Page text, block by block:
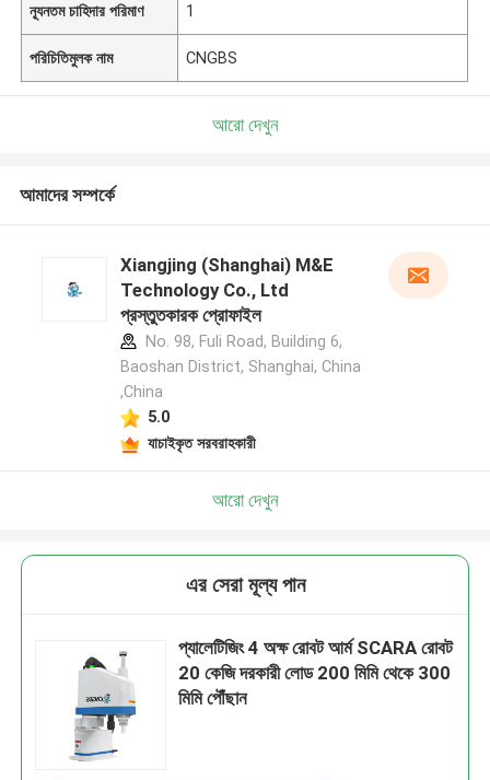
ন্যূনতম চাহিদার পরিমাণ 1
পরিচিতিমুলক নাম CNGBS
আরো দেখুন
আমাদের সম্পর্কে
Xiangjing (Shanghai) M&E
Technology Co., Ltd
প্রস্তুতকারক প্রোফাইল
No. 98, Fuli Road, Building 6,
Baoshan District, Shanghai, China
,China
5.0
যাচাইকৃত সরবরাহকারী
আরো দেখুন
এর সেরা মূল্য পান
প্যালেটিজিং 4 অক্ষ রোবট আর্ম SCARA রোবট
20 কেজি দরকারী লোড 200 মিমি থেকে 300
মিমি পৌঁছান